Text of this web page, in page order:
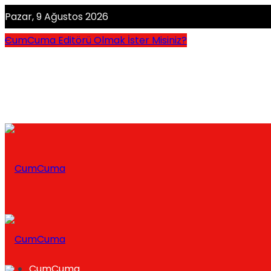
Pazar, 9 Ağustos 2026
CumCuma Editörü Olmak İster Misiniz?